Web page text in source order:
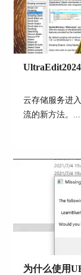
下“html按钮
指的内容了。
云存储服务进
流的新方法。...
为什么使用